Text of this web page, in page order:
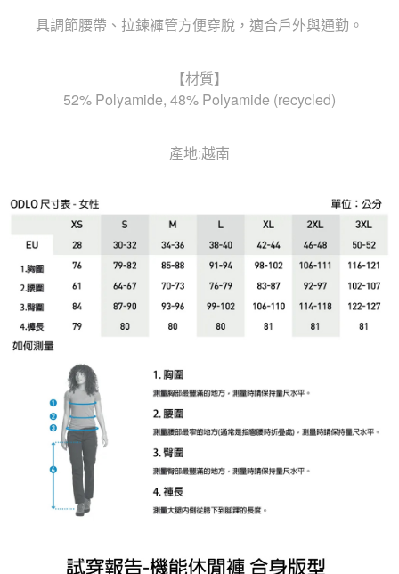
具調節腰帶、拉鍊褲管方便穿脫，適合戶外與通勤。
【材質】
52% Polyamide, 48% Polyamide (recycled)
產地:越南